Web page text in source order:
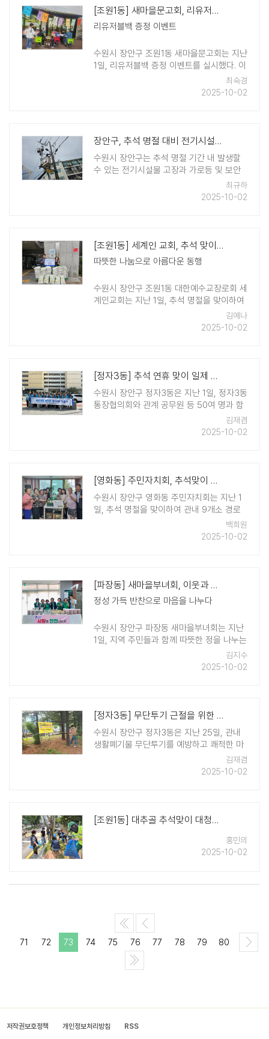
[조원1동] 새마을문고회, 리유저블백 증정 이벤트 실시
리유저블백 증정 이벤트
수원시 장안구 조원1동 새마을문고회는 지난
1일, 리유저블백 증정 이벤트를 실시했다. 이
이벤트는 조원1동 새마을문고 발전을 위하여
간단한 설문조사에 참여하는 분들에게 리유
최숙경
2025-10-02
장안구, 추석 명절 대비 전기시설물 일제 점검
수원시 장안구는 추석 명절 기간 내 발생할
수 있는 전기시설물 고장과 가로등 및 보안
등 미점 등으로 인한 시민들의 야간 통행불
편 문제를 해결하기 위해 전기시설물 점검
최규하
2025-10-02
[조원1동] 세계인 교회, 추석 맞이 백미10kg 50포 지원
따뜻한 나눔으로 아름다운 동행
수원시 장안구 조원1동 대한예수교장로회 세
계인교회는 지난 1일, 추석 명절을 맞이하여
조원1동 행정복지센터에 백미10kg 50포를
전달했다. 세계인교회에서 기탁받은 백미는
김예나
2025-10-02
[정자3동] 추석 연휴 맞이 일제 대청소 실시
수원시 장안구 정자3동은 지난 1일, 정자3동
통장협의회와 관계 공무원 등 50여 명과 함
께 추석 연휴기간을 맞아 쾌적한 주거환경을
조성하기 위한 관내 일제 대청소를 실시하였
김재겸
2025-10-02
[영화동] 주민자치회, 추석맞이 경로당 방문
수원시 장안구 영화동 주민자치회는 지난 1
일, 추석 명절을 맞이하여 관내 9개소 경로
당을 방문하여 어르신을 만나 뵙는 시간을
가졌다. 이 날 영화동 주민자치회는 어르신
백희원
2025-10-02
[파장동] 새마을부녀회, 이웃과 함께하는 '사랑의 반찬 나눔' 추진
정성 가득 반찬으로 마음을 나누다
수원시 장안구 파장동 새마을부녀회는 지난
1일, 지역 주민들과 함께 따뜻한 정을 나누​는
'사랑의 반찬 나누기' 행사를 열었다. 이번 행
사는 파장동 새마을부녀회가 직접 반찬을 만
김지수
2025-10-02
[정자3동] 무단투기 근절을 위한 현수막 게시 추진
수원시 장안구 정자3동은 지난 25일, 관내
생활폐기물 무단투기를 예방하고 쾌적한 마
을 환경을 조성하기 위해 무단투기 근절을
알리는 현수막을 게시하는 활동을 벌였다.
김재겸
2025-10-02
[조원1동] 대추골 추석맞이 대청소 시행
홍민의
2025-10-02
71 72 73 74 75 76 77 78 79 80
저작권보호정책 개인정보처리방침 RSS